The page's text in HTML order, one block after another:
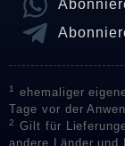
1
ehemaliger
Tage vor der
2
Gilt für
andere Länder